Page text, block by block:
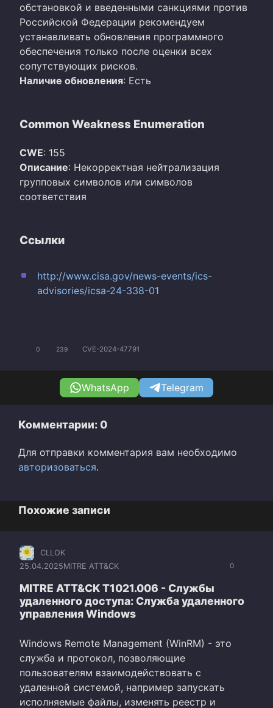
обстановкой и введенными санкциями против
Российской Федерации рекомендуем
устанавливать обновления программного
обеспечения только после оценки всех
сопутствующих рисков.
Наличие обновления: Есть
Common Weakness Enumeration
CWE: 155
Описание: Некорректная нейтрализация
групповых символов или символов
соответствия
Ссылки
http://www.cisa.gov/news-events/ics-
advisories/icsa-24-338-01
0 239 CVE-2024-47791
WhatsApp Telegram
Комментарии: 0
Для отправки комментария вам необходимо
авторизоваться.
Похожие записи
0
CLLOK
25.04.2025MITRE ATT&CK
MITRE ATT&CK T1021.006 - Службы
удаленного доступа: Служба удаленного
управления Windows
Windows Remote Management (WinRM) - это
служба и протокол, позволяющие
пользователям взаимодействовать с
удаленной системой, например запускать
исполняемые файлы, изменять реестр и